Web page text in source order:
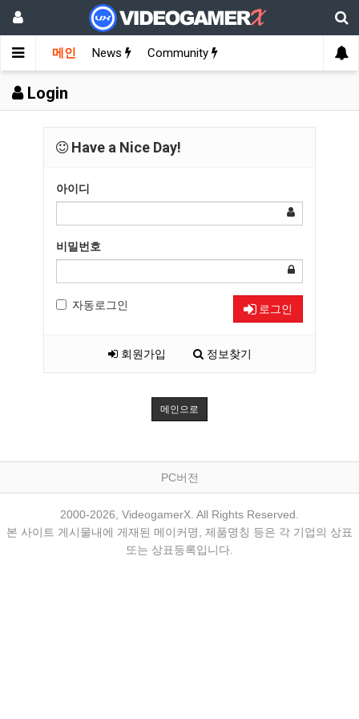
메인 News Community
Login
Have a Nice Day!
아이디
비밀번호
자동로그인 로그인
회원가입 정보찾기
메인으로
PC버전
2000-2026, VideogamerX. All Rights Reserved.
본 사이트 게시물내에 게재된 메이커명, 제품명칭 등은 각 기업의 상표
또는 상표등록입니다.